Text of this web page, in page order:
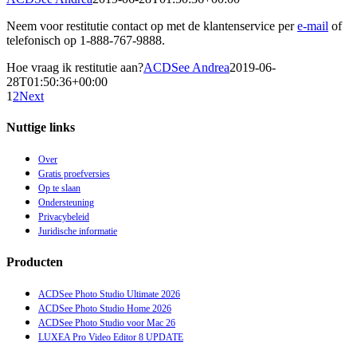
Neem voor restitutie contact op met de klantenservice pere-mail of
telefonisch op 1-888-767-9888.
Hoe vraag ik restitutie aan?ACDSee Andrea2019-06-
28T01:50:36+00:00
1 2Next
Nuttige links
Over
Gratis proefversies
Op te slaan
Ondersteuning
Privacybeleid
Juridische informatie
Producten
ACDSee Photo Studio Ultimate 2026
ACDSee Photo Studio Home 2026
ACDSee Photo Studio voor Mac 26
LUXEA Pro Video Editor 8 UPDATE